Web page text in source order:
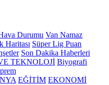
Durumu Van Namaz
Haritası Süper Lig Puan
Son Dakika Haberleri
TEKNOLOJİ Biyografi
EĞİTİM EKONOMİ